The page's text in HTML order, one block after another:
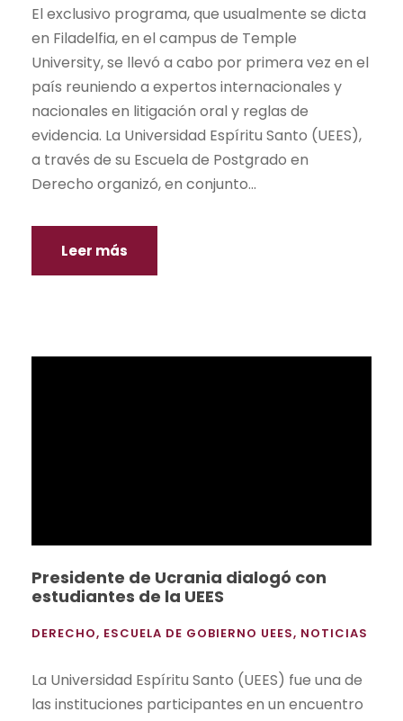
El exclusivo programa, que usualmente se dicta
en Filadelfia, en el campus de Temple
University, se llevó a cabo por primera vez en el
país reuniendo a expertos internacionales y
nacionales en litigación oral y reglas de
evidencia. La Universidad Espíritu Santo (UEES),
a través de su Escuela de Postgrado en
Derecho organizó, en conjunto...
Leer más
Presidente de Ucrania dialogó con
estudiantes de la UEES
DERECHO, ESCUELA DE GOBIERNO UEES, NOTICIAS
La Universidad Espíritu Santo (UEES) fue una de
las instituciones participantes en un encuentro